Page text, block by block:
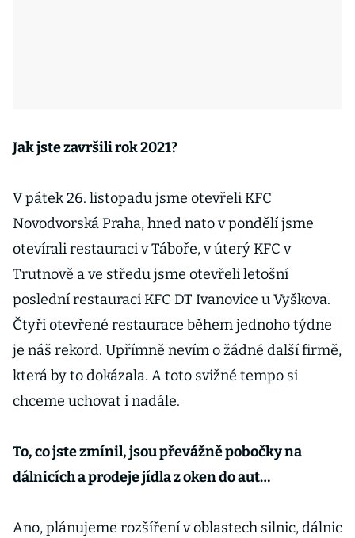
Jak jste završili rok 2021?
V pátek 26. listopadu jsme otevřeli KFC
Novodvorská Praha, hned nato v pondělí jsme
otevírali restauraci v Táboře, v úterý KFC v
Trutnově a ve středu jsme otevřeli letošní
poslední restauraci KFC DT Ivanovice u Vyškova.
Čtyři otevřené restaurace během jednoho týdne
je náš rekord. Upřímně nevím o žádné další firmě,
která by to dokázala. A toto svižné tempo si
chceme uchovat i nadále.
To, co jste zmínil, jsou převážně pobočky na
dálnicích a prodeje jídla z oken do aut…
Ano, plánujeme rozšíření v oblastech silnic, dálnic